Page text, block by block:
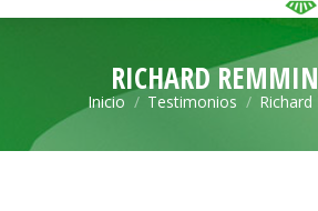
RICHARD
Estás aquí:
Inicio Testimonios